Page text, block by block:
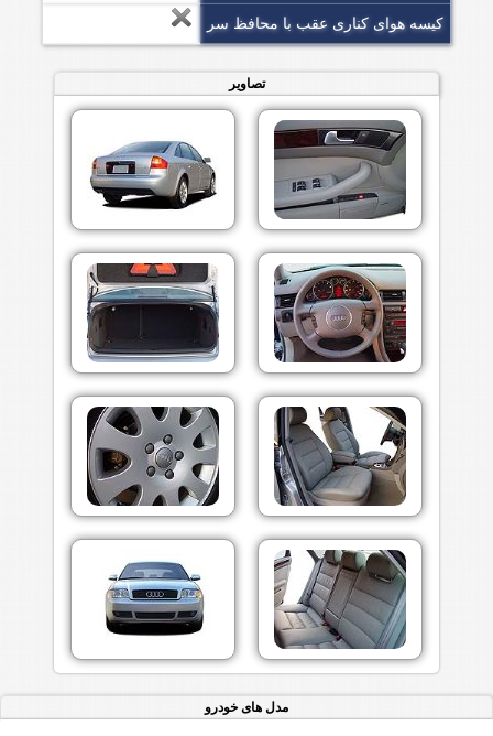
کیسه هوای کناری عقب با محافظ سر
تصاویر
مدل های خودرو